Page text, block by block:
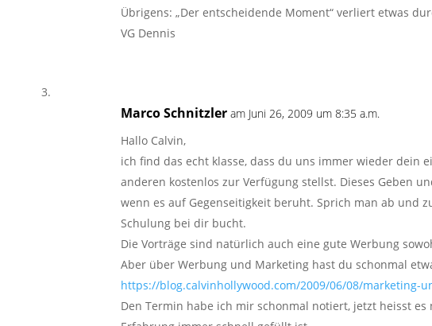
Übrigens: „Der entscheidende Moment“ verliert etwas
VG Dennis
Marco Schnitzler am Juni 26, 2009 um 8:35 a.m.
Hallo Calvin,
ich find das echt klasse, dass du uns immer wieder dein
anderen kostenlos zur Verfügung stellst. Dieses Geben
wenn es auf Gegenseitigkeit beruht. Sprich man ab und
Schulung bei dir bucht.
Die Vorträge sind natürlich auch eine gute Werbung
Aber über Werbung und Marketing hast du schonmal
https://blog.calvinhollywood.com/2009/06/08/marketing-
Den Termin habe ich mir schonmal notiert, jetzt heisst